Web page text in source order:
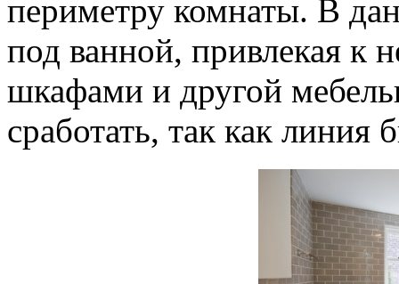
периметру комнаты. В
под ванной, привлекая к
шкафами и другой
сработать, так как линия